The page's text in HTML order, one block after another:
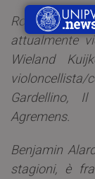
Ronan
attualmente
Wieland
Gardellino,
Agremens.
Benjamin
stagioni, è